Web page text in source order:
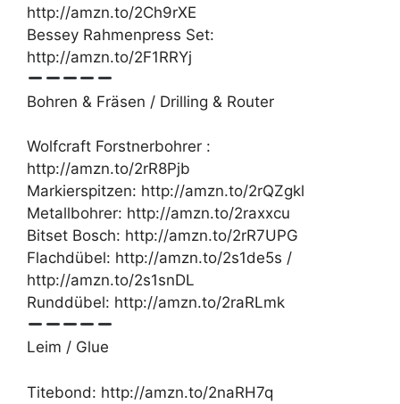
http://amzn.to/2Ch9rXE
Bessey Rahmenpress Set:
http://amzn.to/2F1RRYj
Bohren & Fräsen / Drilling & Router
Wolfcraft Forstnerbohrer :
http://amzn.to/2rR8Pjb
Markierspitzen: http://amzn.to/2rQZgkl
Metallbohrer: http://amzn.to/2raxxcu
Bitset Bosch: http://amzn.to/2rR7UPG
Flachdübel: http://amzn.to/2s1de5s /
http://amzn.to/2s1snDL
Runddübel: http://amzn.to/2raRLmk
Leim / Glue
Titebond: http://amzn.to/2naRH7q